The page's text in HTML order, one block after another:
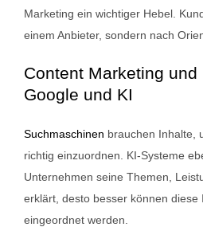
Marketing ein wichtiger Hebel.
einem Anbieter, sondern nach
Content Marketing
Google und KI
Suchmaschinen brauchen Inhalte,
richtig einzuordnen. KI-Systeme
Unternehmen seine Themen,
erklärt, desto besser können diese
eingeordnet werden.